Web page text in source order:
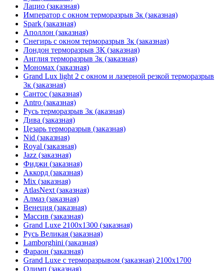
Лацио (заказная)
Император с окном терморазрыв 3к (заказная)
Spark (заказная)
Аполлон (заказная)
Снегирь с окном терморазрыв 3к (заказная)
Лондон терморазрыв 3К (заказная)
Англия терморазрыв 3к (заказная)
Мономах (заказная)
Grand Lux light 2 с окном и лазерной резкой терморазрыв
3к (заказная)
Сантос (заказная)
Antro (заказная)
Русь терморазрыв 3к (аказная)
Дива (заказная)
Цезарь терморазрыв (заказная)
Nid (заказная)
Royal (заказная)
Jazz (заказная)
Фиджи (заказная)
Аккорд (заказная)
Mix (заказная)
AtlasNext (заказная)
Алмаз (заказная)
Венеция (заказная)
Массив (заказная)
Grand Luxe 2100х1300 (заказная)
Русь Великая (заказная)
Lamborghini (заказная)
Фараон (заказная)
Grand Luxe с терморазрывом (заказная) 2100х1700
Олимп (заказная)